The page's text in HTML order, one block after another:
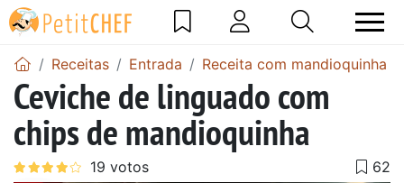
Receitas Entrada Receita com mandioquinha
Ceviche de linguado com
chips de mandioquinha